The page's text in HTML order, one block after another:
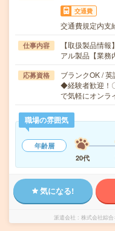
交通費
交通費規定内支
仕事内容
【取扱製品情
アル製品【業
応募資格
ブランクOK /
◆経験者歓迎！
で気軽にオン
職場の雰囲気
年齢層
20代
気になる!
派遣会社 株式会社綜